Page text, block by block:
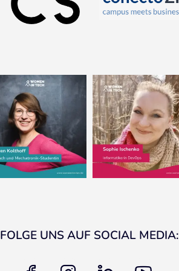
FOLGE UNS AUF SOCIAL MEDIA:
facebook instagram